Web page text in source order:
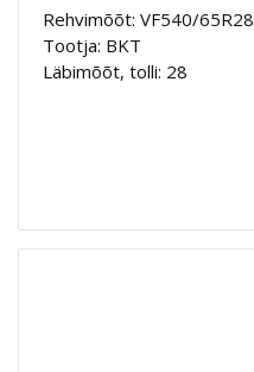
Rehvimõõt: VF540/65R28
Tootja: BKT
Läbimõõt, tolli: 28